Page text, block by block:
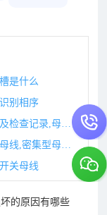
是什么
别相序
母线安装及检查记录,母线安装图片
焦作密集母线,密集型母线槽
关母线
的原因有哪些